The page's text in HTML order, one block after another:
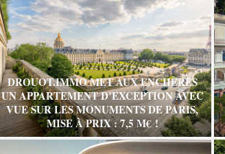
DROUOT.IMMO MET AUX ENCHÈRES
UN APPARTEMENT D’EXCEPTION AVEC
VUE SUR LES MONUMENTS DE PARIS,
MISE À PRIX : 7,5 M€ !